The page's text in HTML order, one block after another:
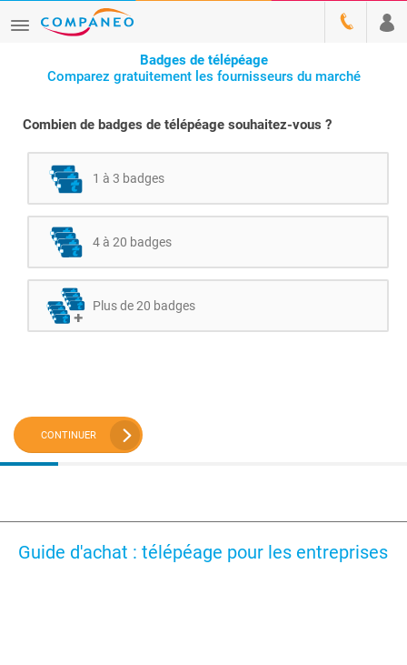
Badges de télépéage
Comparez gratuitement les fournisseurs du marché
Combien de badges de télépéage souhaitez-vous ?
1 à 3 badges
4 à 20 badges
Plus de 20 badges
CONTINUER
Guide d'achat : télépéage pour les entreprises